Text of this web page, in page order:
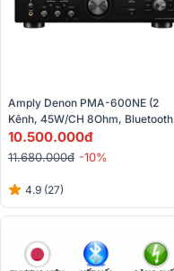
Amply Denon PMA-600NE (2
Kênh, 45W/CH 8Ohm, Bluetooth
4.2)
10.500.000đ
11.680.000đ -10%
4.9 (27)